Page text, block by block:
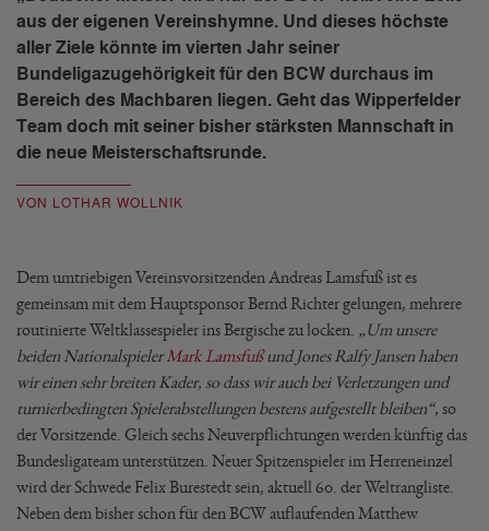
aus der eigenen Vereinshymne. Und dieses höchste
aller Ziele könnte im vierten Jahr seiner
Bundeligazugehörigkeit für den BCW durchaus im
Bereich des Machbaren liegen. Geht das Wipperfelder
Team doch mit seiner bisher stärksten Mannschaft in
die neue Meisterschaftsrunde.
VON LOTHAR WOLLNIK
Dem umtriebigen Vereinsvorsitzenden Andreas Lamsfuß ist es
gemeinsam mit dem Hauptsponsor Bernd Richter gelungen, mehrere
routinierte Weltklassespieler ins Bergische zu locken. „Um unsere
beiden NationalspielerMark Lamsfußund Jones Ralfy Jansen haben
wir einen sehr breiten Kader, so dass wir auch bei Verletzungen und
turnierbedingten Spielerabstellungen bestens aufgestellt bleiben“, so
der Vorsitzende. Gleich sechs Neuverpflichtungen werden künftig das
Bundesligateam unterstützen. Neuer Spitzenspieler im Herreneinzel
wird der Schwede Felix Burestedt sein, aktuell 60. der Weltrangliste.
Neben dem bisher schon für den BCW auflaufenden Matthew